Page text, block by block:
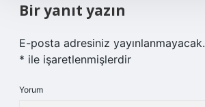
Bir yanıt yazın
E-posta adresiniz yayınlanmayacak.
* ile işaretlenmişlerdir
Yorum